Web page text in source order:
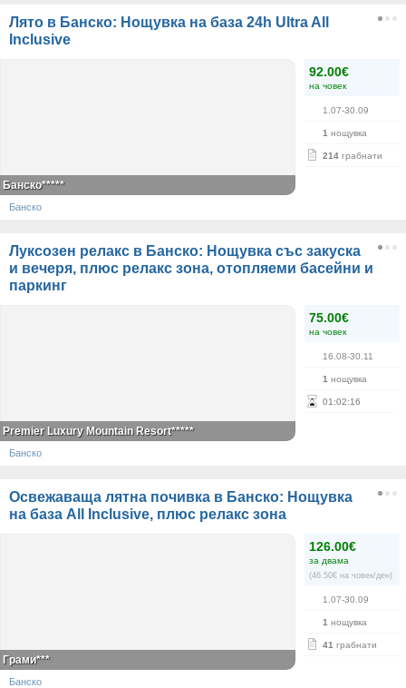
Лято в Банско: Нощувка на база 24h Ultra All
Inclusive
92.00€
на човек
1.07-30.09
1 нощувка
214 грабнати
Банско*****
Банско
Луксозен релакс в Банско: Нощувка със закуска
и вечеря, плюс релакс зона, отопляеми басейни и
паркинг
75.00€
на човек
16.08-30.11
1 нощувка
01 :02:16
Premier Luxury Mountain Resort*****
Банско
Освежаваща лятна почивка в Банско: Нощувка
на база All Inclusive, плюс релакс зона
126.00€
за двама
(46.50€ на човек/ден)
1.07-30.09
1 нощувка
41 грабнати
Грами***
Банско